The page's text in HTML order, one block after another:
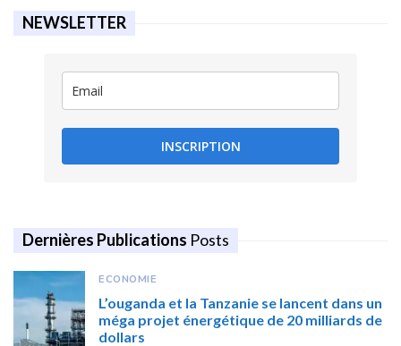
NEWSLETTER
INSCRIPTION
Dernières Publications Posts
ECONOMIE
L’ouganda et la Tanzanie se lancent dans un
méga projet énergétique de 20 milliards de
dollars